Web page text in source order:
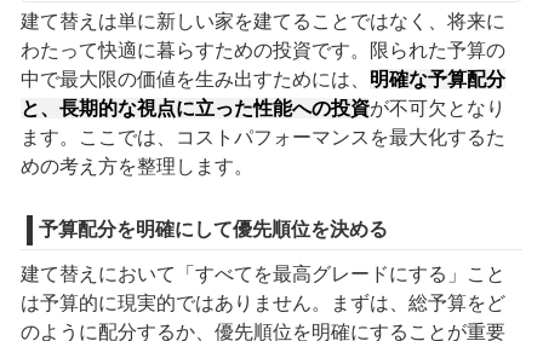
建て替えは単に新しい家を建てることではなく、将来に
わたって快適に暮らすための投資です。限られた予算の
中で最大限の価値を生み出すためには、 明確な予算配分
と、長期的な視点に立った性能への投資が不可欠となり
ます。ここでは、コストパフォーマンスを最大化するた
めの考え方を整理します。
予算配分を明確にして優先順位を決める
建て替えにおいて「すべてを最高グレードにする」こと
は予算的に現実的ではありません。まずは、総予算をど
のように配分するか、優先順位を明確にすることが重要